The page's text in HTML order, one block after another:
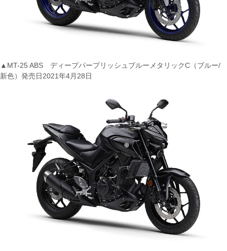
▲MT-25 ABS ディープパープリッシュブルーメタリックC（ブルー/
新色）発売日2021年4月28日